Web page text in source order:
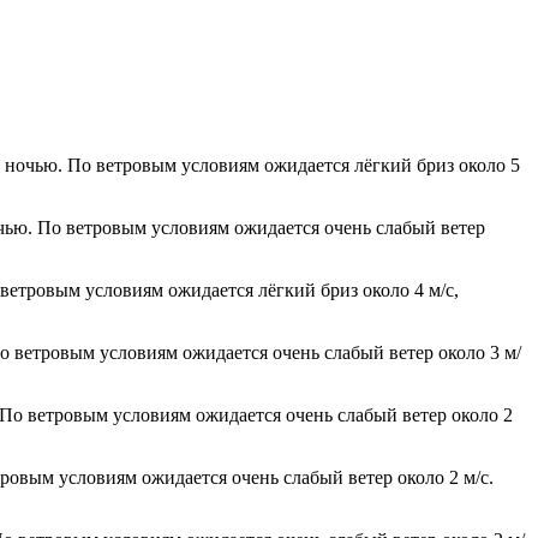
По ветровым условиям ожидается лёгкий бриз около 5
По ветровым условиям ожидается очень слабый ветер
условиям ожидается лёгкий бриз около 4 м/с,
условиям ожидается очень слабый ветер около 3 м/
ветровым условиям ожидается очень слабый ветер около 2
условиям ожидается очень слабый ветер около 2 м/с.